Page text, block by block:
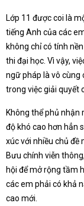
Lớp 11 được coi là
tiếng Anh của các
không chỉ có tính
thi đại học. Vì vậy,
ngữ pháp là vô cùng
trong việc giải quyết
Không thể phủ nhận
độ khó cao hơn hẳn
xúc với nhiều chủ đề
Bưu chính viễn
hội để mở rộng tầm
các em phải có khả
cao mới.